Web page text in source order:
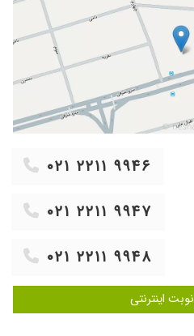
و ایشان با صبر و حوصله
۱۴۰۴/۰۷/۲۸
و خوش برخورد.و تشخیص
۱۴۰۳/۱۲/۱۳
۱۴۰۲/۰۱/۲۲
لغزندگی داره ولی آقای
و توجه کافی به بیمار دارند. ۱۴۰۵/۰۳/۰۳
۱۴۰۰/۱۰/۰۱
۱۴۰۲/۰۲/۰۹
۰۲۱ ۲۲۱۱ ۹۹۴۶
۰۲۱ ۲۲۱۱ ۹۹۴۷
۰۲۱ ۲۲۱۱ ۹۹۴۸
اینترنتی